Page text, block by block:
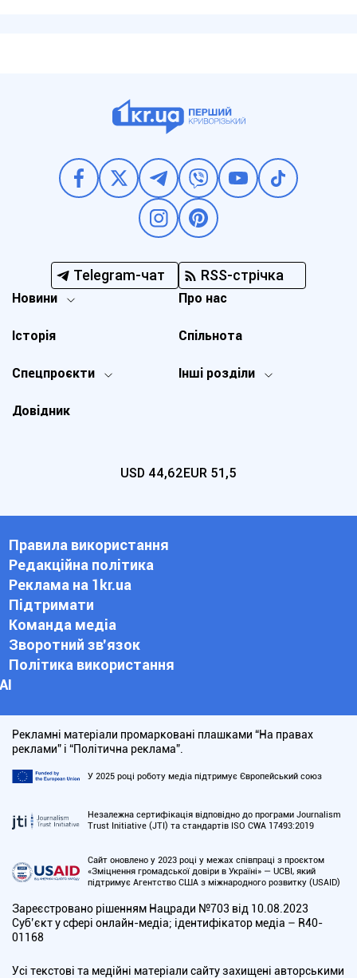
Telegram-чат RSS-стрічка
Новини
Спецпроєкти Інші розділи
Історія
Про нас
Довідник
Спільнота
USD 44,62EUR 51,5
Правила використання
Редакційна політика
Реклама на 1kr.ua
Підтримати
Команда медіа
Зворотний зв'язок
Політика використання
АІ
Рекламні матеріали промарковані плашками “На правах
реклами” і “Політична реклама”.
У 2025 році роботу медіа підтримує Європейський союз
Незалежна сертифікація відповідно до програми Journalism
Trust Initiative (JTI) та стандартів ISO CWA 17493:2019
Сайт оновлено у 2023 році у межах співпраці з проєктом
«Зміцнення громадської довіри в Україні» — UCBI, який
підтримує Агентство США з міжнародного розвитку (USAID)
Зареєстровано рішенням Нацради №703 від 10.08.2023
Cуб’єкт у сфері онлайн-медіа; ідентифікатор медіа – R40-
01168
Усі текстові та медійні матеріали сайту захищені авторськими